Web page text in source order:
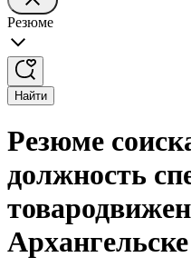
Резюме
Найти
Резюме
должность
Архангельске